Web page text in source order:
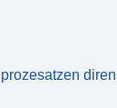
prozesatzen